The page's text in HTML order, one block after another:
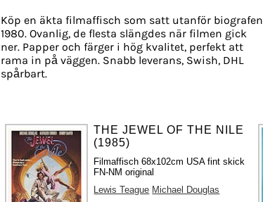
Köp en äkta filmaffisch som satt utanför biografen
1980. Ovanlig, de flesta slängdes när filmen gick
ner. Papper och färger i hög kvalitet, perfekt att
rama in på väggen. Snabb leverans, Swish, DHL
spårbart.
THE JEWEL OF THE NILE
(1985)
Filmaffisch 68x102cm USA fint skick
FN-NM original
Lewis Teague Michael Douglas